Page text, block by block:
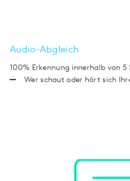
Audio-Abgleich
100% Erkennung innerhalb von 5
Wer schaut oder hört sich